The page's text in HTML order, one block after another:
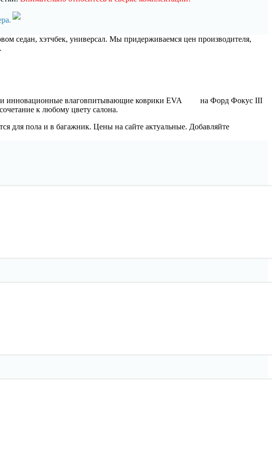
седан, хэтчбек, универсал. Мы придерживаемся цен производителя,
и инновационные влаговпитывающие коврики EVA на Форд Фокус III
к любому цвету салона.
для пола и в багажник. Цены на сайте актуальные. Добавляйте